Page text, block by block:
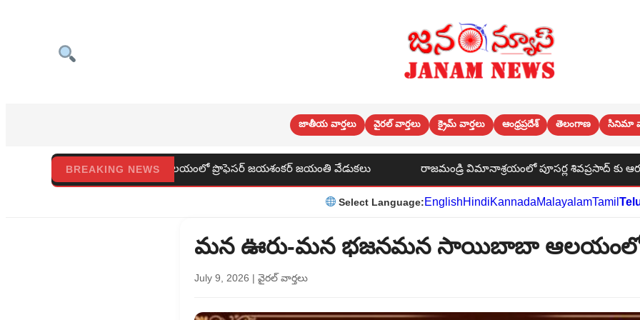
జాతీయ వార్తలు వైరల్ వార్తలు క్రైమ్ వార్తలు ఆంధ్రప్రదేశ్ తెలంగాణ సినిమా
BREAKING NEWS
ప్రొఫెసర్ జయశంకర్ జయంతి వేడుకలు రాజమండ్రి విమానాశ్రయంలో పూసర్ల శివప్రసాద్ కు ఆర్య సంఘం సభ్యులు చిరు సత్కారం
Select Language:EnglishHindiKannadaMalayalamTamil
మన ఊరు-మన భజనమన సాయిబాబా
July 9, 2026 | వైరల్ వార్తలు